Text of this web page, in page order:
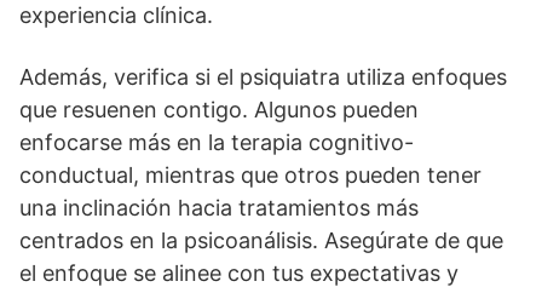
experiencia clí­nica.
Además, verifica si el psiquiatra utiliza enfoques
que resuenen contigo. Algunos pueden
enfocarse más en la terapia cognitivo-
conductual, mientras que otros pueden tener
una inclinación hacia tratamientos más
centrados en la psicoanálisis. Asegúrate de que
el enfoque se alinee con tus expectativas y